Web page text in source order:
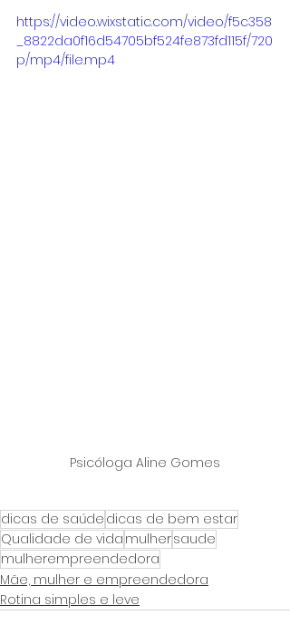
https://video.wixstatic.com/video/f5c358
_8822da0f16d54705bf524fe873fd115f/720
p/mp4/file.mp4
Psicóloga Aline Gomes
dicas de saúde dicas de bem estar
Qualidade de vida mulhersaude
mulherempreendedora
Mãe, mulher e empreendedora
Rotina simples e leve